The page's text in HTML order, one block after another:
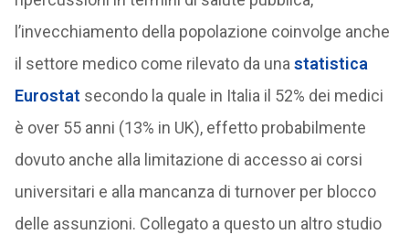
l’invecchiamento della popolazione coinvolge anche
il settore medico come rilevato da una statistica
Eurostat secondo la quale in Italia il 52% dei medici
è over 55 anni (13% in UK), effetto probabilmente
dovuto anche alla limitazione di accesso ai corsi
universitari e alla mancanza di turnover per blocco
delle assunzioni. Collegato a questo un altro studio